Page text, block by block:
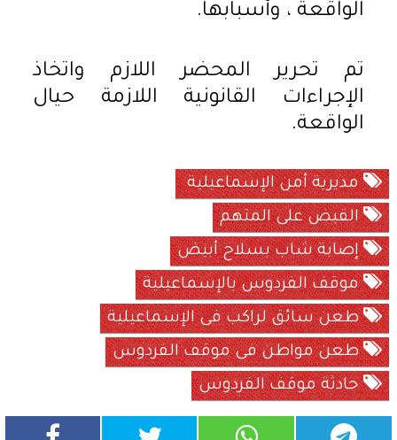
الواقعة ، وأسبابها.
تم تحرير المحضر اللازم واتخاذ
الإجراءات القانونية اللازمة حيال
الواقعة.
مديرية أمن الإسماعيلية
القبض على المتهم
إصابة شاب بسلاح أبيض
موقف الفردوس بالإسماعيلية
طعن سائق لراكب فى الإسماعيلية
طعن مواطن فى موقف الفردوس
حادثة موقف الفردوس